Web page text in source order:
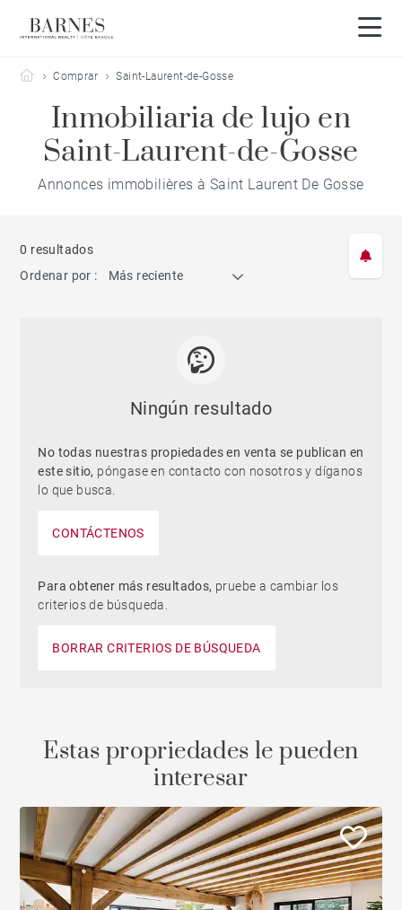
Barnes Côte Basque
Comprar Saint-Laurent-de-Gosse
Inmobiliaria de lujo en
Saint-Laurent-de-Gosse
Annonces immobilières à Saint Laurent De Gosse
0 resultados
Ordenar por :
Más reciente
Ningún resultado
No todas nuestras propiedades en venta se publican en
este sitio, póngase en contacto con nosotros y díganos
lo que busca.
CONTÁCTENOS
Para obtener más resultados, pruebe a cambiar los
criterios de búsqueda.
BORRAR CRITERIOS DE BÚSQUEDA
Estas propriedades le pueden
interesar